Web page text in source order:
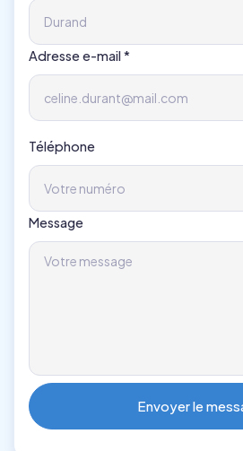
Adresse e-mail *
Téléphone
Message